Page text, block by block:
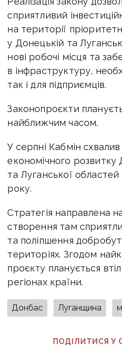
сприятливий
на території
у Донецькій та
нові робочі місця та
в інфраструктуру,
так і для підприємців.
Законопроєкти
найближчим часом.
У серпні Кабмін
економічного розвитку
та Луганської
року.
Стратегія направлена
створення там
та поліпшення
територіях. Згодом
проєкту планується
регіонах країни.
Донбас Луганщина
ПОДІЛИТИСЯ У